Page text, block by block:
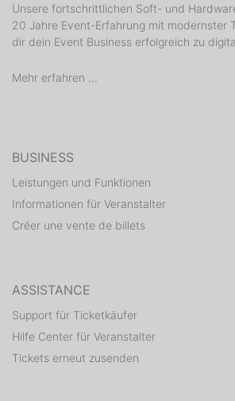
Unsere fortschrittlichen Soft- und
20 Jahre Event-Erfahrung mit modernster
dir dein Event Business erfolgreich zu
Mehr erfahren ...
BUSINESS
Leistungen und Funktionen
Informationen für Veranstalter
Créer une vente de billets
ASSISTANCE
Support für Ticketkäufer
Hilfe Center für Veranstalter
Tickets erneut zusenden